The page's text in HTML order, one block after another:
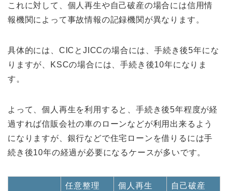
これに対して、個人再生や自己破産の場合には信用情
報機関によって事故情報の記録機関が異なります。
具体的には、CICとJICCの場合には、手続き後5年にな
りますが、KSCの場合には、手続き後10年になりま
す。
よって、個人再生を利用すると、手続き後5年程度が経
過すれば信販会社の車のローンなどが利用出来るよう
になりますが、銀行などで住宅ローンを借りるには手
続き後10年の経過が必要になるケースが多いです。
任意整理 個人再生 自己破産